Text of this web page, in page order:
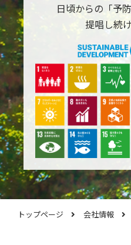
日頃からの「予
提唱し続
トップページ 会社情報